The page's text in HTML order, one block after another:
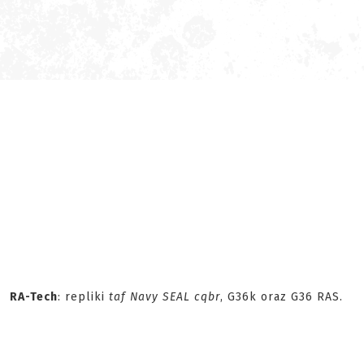
RA-Tech: repliki taf Navy SEAL cqbr, G36k oraz G36 RAS.